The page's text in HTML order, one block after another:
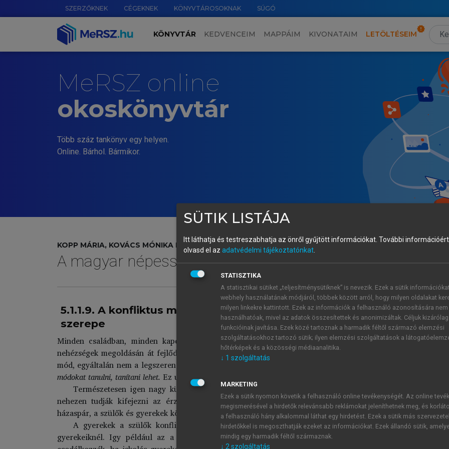
SZERZŐKNEK CÉGEKNEK KÖNYVTÁROSOKNAK SÚGÓ
KÖNYVTÁR KEDVENCEIM MAPPÁIM KIVONATAIM LETÖLTÉSEIM
MeRSZ online
okoskönyvtár
Több száz tankönyv egy helyen.
Online. Bárhol. Bármikor.
KOPP MÁRIA, KOVÁCS MÓNIKA ERIKA (SZERK.)
A magyar népesség életminősége az ezredfordulón
5.1.1.9. A konfliktus megoldási készségek fejlesztése, a konfliktusok,
szerepe
Minden családban, minden kapcsolatban vannak feszültségek, nehézségek, konfliktusok. Ez azonban
nehézségek megoldásán át fejlődhetnek a kapcsolatok. Ezek a megoldási módok nagyon sokfélék, a
mód, egyáltalán nem a legszerencsésebb. A legfontosabb, hogy tudatosítsuk, nincs konfliktusok, problémák
módokat tanulni, tanítani lehet. Ez ugyanolyan
mint a kerékpározás, úszás elsajátítása, csak sokkal
Természetesen igen nagy különbség van különböző típusú emberek között, van, aki a konfliktusait
nehezen tudják kifejezni az érzelmeiket. Pszichológiai törvényszerűség, hogy a konfliktusok a
házaspár, a szülők és gyerekek között, csak jól kell élni velük (Erikson, 1968,2002).
A gyerekek a szülők konfliktus megoldási módjait látják, veszik át, így sokszor mintegy a szülők
gyerekeiknél. Igy például az a szülő, aki nehézségeit érzelmi konfliktus megoldási módszerekkel,
SÜTIK LISTÁJA
Itt láthatja és testreszabhatja az önről gyűjtött információkat. További
olvasd el az adatvédelmi tájékoztatónkat
STATISZTIKA
A statisztikai sütiket „teljesítménysütiknek” is nevezik. Ezek a sütik
webhely használatának módjáról, többek között arról, hogy milyen oldalakat
milyen linkekre kattintott. Ezek az információk a felhasználó azonosítására nem
használhatóak, mivel az adatok összesítettek és anonimizáltak. Céljuk kizárólag
funkcióinak javítása. Ezek közé tartoznak a harmadik féltől származó elemzési
szolgáltatásokhoz tartozó sütik; ilyen elemzési szolgáltatások a
hőtérképek és a közösségi médiaanalitika.
↓ 1 szolgáltatás
MARKETING
Ezek a sütik nyomon követik a felhasználó online tevékenységét. Az online
megismerésével a hirdetők relevánsabb reklámokat jeleníthetnek meg, és
a felhasználó hány alkalommal láthat egy hirdetést. Ezek a sütik más
hirdetőkkel is megoszthatják ezeket az információkat. Ezek állandó sütik,
mindig egy harmadik féltől származnak.
↓ 2 szolgáltatás